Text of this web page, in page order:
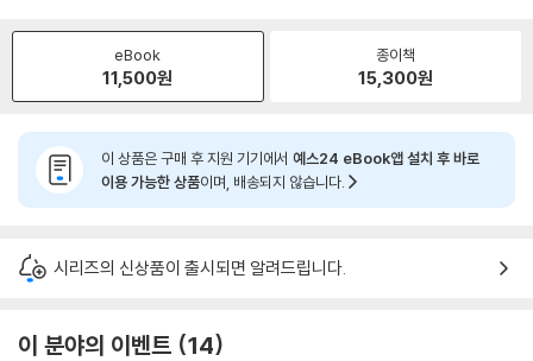
eBook
11,500원
종이책
15,300원
이 상품은 구매 후 지원 기기에서 예스24 eBook앱 설치 후 바로
이용 가능한 상품이며, 배송되지 않습니다.
시리즈의 신상품이 출시되면 알려드립니다.
이 분야의 이벤트 14